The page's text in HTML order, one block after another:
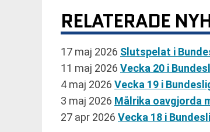
RELATERADE
17 maj 2026 Slutspelat i
11 maj 2026 Vecka 20 i
4 maj 2026 Vecka 19 i
3 maj 2026 Målrika oavgjorda
27 apr 2026 Vecka 18 i